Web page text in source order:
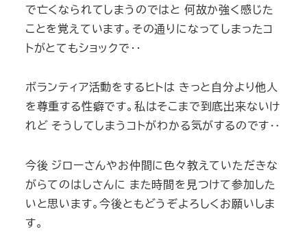
で亡くなられてしまうのではと 何故か強く感じた
ことを覚えています。その通りになってしまったコ
トがとてもショックで‥
ボランティア活動をするヒトは きっと自分より他人
を尊重する性癖です。私はそこまで到底出来ないけ
れど そうしてしまうコトがわかる気がするのです ‥
今後 ジローさんやお仲間に色々教えていただきな
がらてのはしさんに また時間を見つけて参加した
いと思います。今後ともどうぞよろしくお願いしま
す。